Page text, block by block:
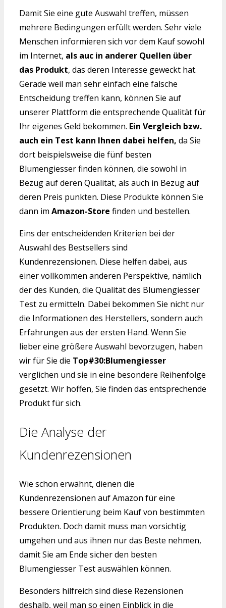
Damit Sie eine gute Auswahl treffen, müssen
mehrere Bedingungen erfüllt werden. Sehr viele
Menschen informieren sich vor dem Kauf sowohl
im Internet, als auc in anderer Quellen über
das Produkt, das deren Interesse geweckt hat.
Gerade weil man sehr einfach eine falsche
Entscheidung treffen kann, können Sie auf
unserer Plattform die entsprechende Qualität für
Ihr eigenes Geld bekommen. Ein Vergleich bzw.
auch ein Test kann Ihnen dabei helfen, da Sie
dort beispielsweise die fünf besten
Blumengiesser finden können, die sowohl in
Bezug auf deren Qualität, als auch in Bezug auf
deren Preis punkten. Diese Produkte können Sie
dann im Amazon-Store finden und bestellen.
Eins der entscheidenden Kriterien bei der
Auswahl des Bestsellers sind
Kundenrezensionen. Diese helfen dabei, aus
einer vollkommen anderen Perspektive, nämlich
der des Kunden, die Qualität des Blumengiesser
Test zu ermitteln. Dabei bekommen Sie nicht nur
die Informationen des Herstellers, sondern auch
Erfahrungen aus der ersten Hand. Wenn Sie
lieber eine größere Auswahl bevorzugen, haben
wir für Sie die Top#30:Blumengiesser
verglichen und sie in eine besondere Reihenfolge
gesetzt. Wir hoffen, Sie finden das entsprechende
Produkt für sich.
Die Analyse der
Kundenrezensionen
Wie schon erwähnt, dienen die
Kundenrezensionen auf Amazon für eine
bessere Orientierung beim Kauf von bestimmten
Produkten. Doch damit muss man vorsichtig
umgehen und aus ihnen nur das Beste nehmen,
damit Sie am Ende sicher den besten
Blumengiesser Test auswählen können.
Besonders hilfreich sind diese Rezensionen
deshalb, weil man so einen Einblick in die